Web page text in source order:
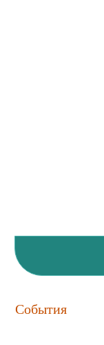
События